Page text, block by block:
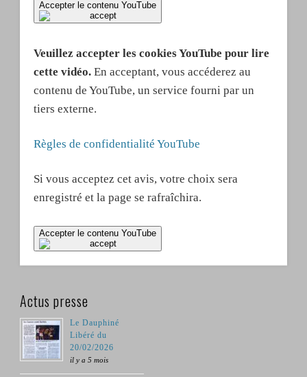
Accepter le contenu YouTube
Veuillez accepter les cookies YouTube pour lire
cette vidéo.En acceptant, vous accéderez au
contenu de YouTube, un service fourni par un
tiers externe.
Règles de confidentialité YouTube
Si vous acceptez cet avis, votre choix sera
enregistré et la page se rafraîchira.
Accepter le contenu YouTube
Actus presse
Le Dauphiné
Libéré du
20/02/2026
il y a 5 mois